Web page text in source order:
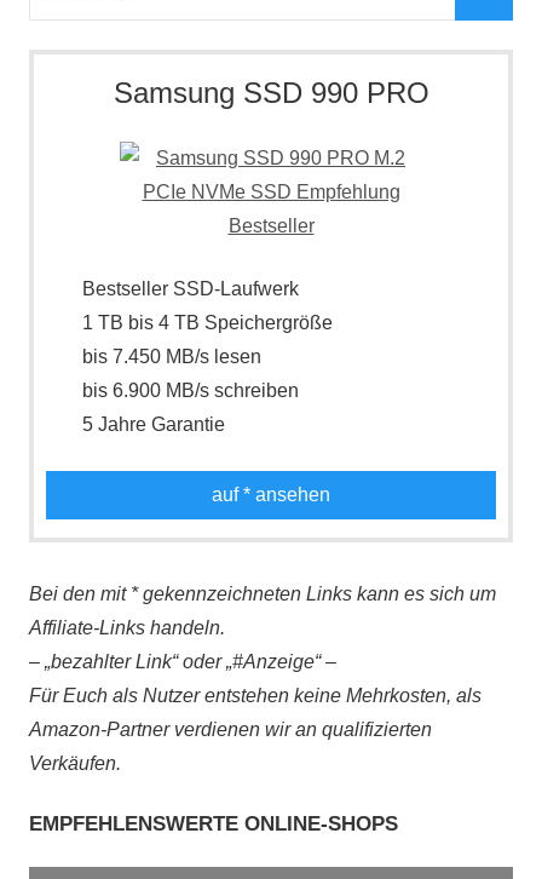
Samsung SSD 990 PRO
Bestseller SSD-Laufwerk
1 TB bis 4 TB Speichergröße
bis 7.450 MB/s lesen
bis 6.900 MB/s schreiben
5 Jahre Garantie
auf* ansehen
Bei den mit * gekennzeichneten Links kann es sich um
Affiliate-Links handeln.
– „bezahlter Link“ oder „#Anzeige“ –
Für Euch als Nutzer entstehen keine Mehrkosten, als
Amazon-Partner verdienen wir an qualifizierten
Verkäufen.
EMPFEHLENSWERTE ONLINE-SHOPS